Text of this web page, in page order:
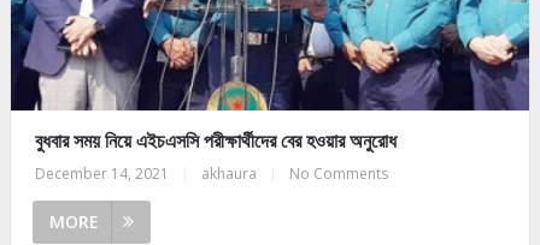
বুধবার সময় নিয়ে এইচএসসি পরীক্ষার্থীদের বের হওয়ার অনুরোধ
December 14, 2021 akhaura No Comments
MORE